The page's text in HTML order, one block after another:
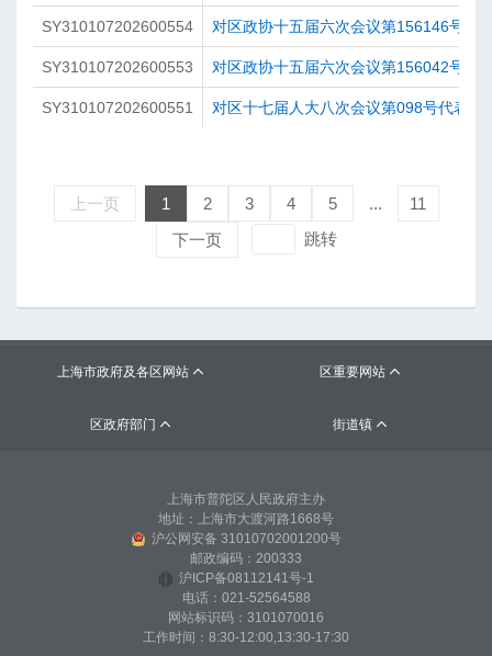
SY310107202600554 对区政协十五届六次会议第156146号提
SY310107202600553 对区政协十五届六次会议第156042号提
SY310107202600551 对区十七届人大八次会议第098号代表建
上一页 1 2 3 4 5 ...
11
下一页
跳转
上海市政府及各区网站  区重要网站 
区政府部门  街道镇 
上海市普陀区人民政府主办
地址：上海市大渡河路1668号
沪公网安备 31010702001200号
邮政编码：200333
沪ICP备08112141号-1
电话：021-52564588
网站标识码：3101070016
工作时间：8:30-12:00,13:30-17:30